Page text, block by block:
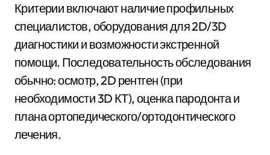
Критерии включают наличие профильных
специалистов, оборудования для 2D/3D
диагностики и возможности экстренной
помощи. Последовательность обследования
обычно: осмотр, 2D рентген (при
необходимости 3D КТ), оценка пародонта и
плана ортопедического/ортодонтического
лечения.